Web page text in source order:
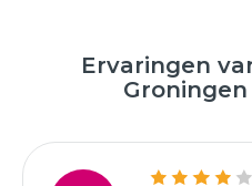
Ervaringen